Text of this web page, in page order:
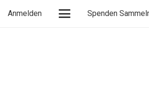
Anmelden Spenden